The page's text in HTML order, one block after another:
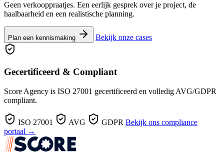
Geen verkooppraatjes. Een eerlijk gesprek over je project, de
haalbaarheid en een realistische planning.
Plan een kennismaking Bekijk onze cases
Gecertificeerd & Compliant
Score Agency is ISO 27001 gecertificeerd en volledig AVG/GDPR
compliant.
ISO 27001 AVG GDPR Bekijk ons compliance
portaal →